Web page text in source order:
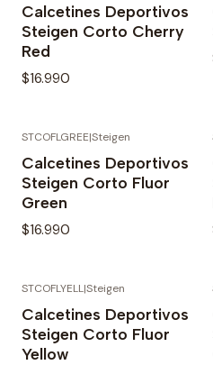
Calcetines Deportivos
Steigen Corto Cherry
Red
$16.990
STCOFLGREE|Steigen
Calcetines Deportivos
Steigen Corto Fluor
Green
$16.990
STCOFLYELL|Steigen
Calcetines Deportivos
Steigen Corto Fluor
Yellow